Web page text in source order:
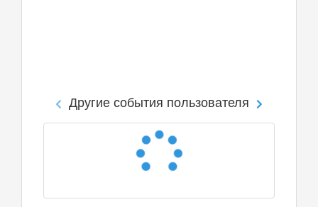
Другие события пользователя